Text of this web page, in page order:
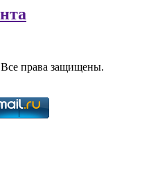
права защищены.